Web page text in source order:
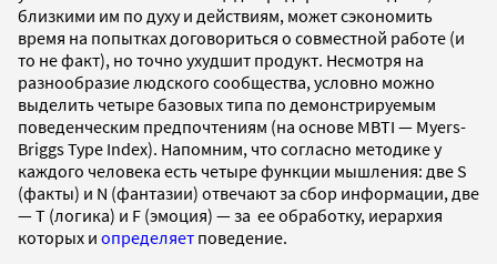
близкими им по духу и действиям, может сэкономить
время на попытках договориться о совместной работе (и
то не факт), но точно ухудшит продукт. Несмотря на
разнообразие людского сообщества, условно можно
выделить четыре базовых типа по демонстрируемым
поведенческим предпочтениям (на основе MBTI — Myers-
Briggs Type Index). Напомним, что согласно методике у
каждого человека есть четыре функции мышления: две S
(факты) и N (фантазии) отвечают за сбор информации, две
— Т (логика) и F (эмоция) — за ее обработку, иерархия
которых и определяет поведение.